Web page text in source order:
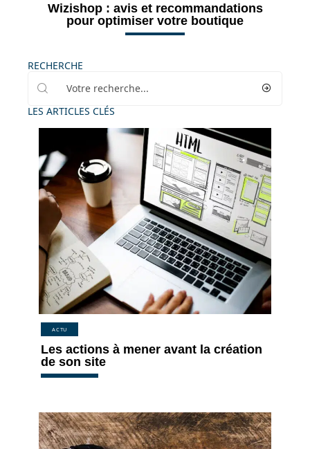
Wizishop : avis et recommandations
pour optimiser votre boutique
RECHERCHE
LES ARTICLES CLÉS
ACTU
Les actions à mener avant la création
de son site